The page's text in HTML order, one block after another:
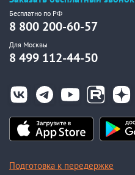
Бесплатно по РФ
8 800 200-60-57
Для Москвы
8 499 112-44-50
Подготовка к передержке